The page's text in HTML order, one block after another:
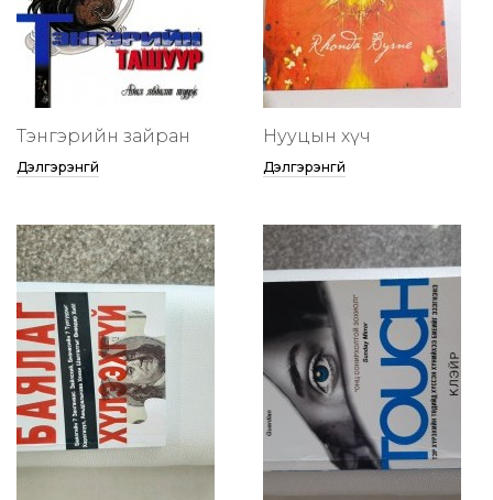
Тэнгэрийн зайран
Дэлгэрэнгүй
Нууцын хүч
Дэлгэрэнгүй